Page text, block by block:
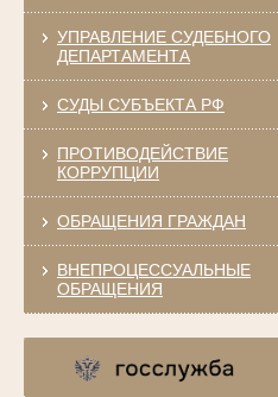
УПРАВЛЕНИЕ СУДЕБНОГО
ДЕПАРТАМЕНТА
СУДЫ СУБЪЕКТА РФ
ПРОТИВОДЕЙСТВИЕ
КОРРУПЦИИ
ОБРАЩЕНИЯ ГРАЖДАН
ВНЕПРОЦЕССУАЛЬНЫЕ
ОБРАЩЕНИЯ